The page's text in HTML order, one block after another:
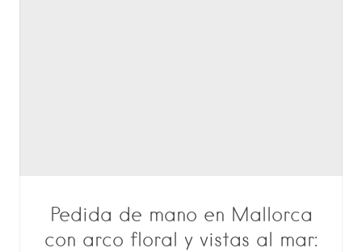
Pedida de mano en Mallorca
con arco floral y vistas al mar: